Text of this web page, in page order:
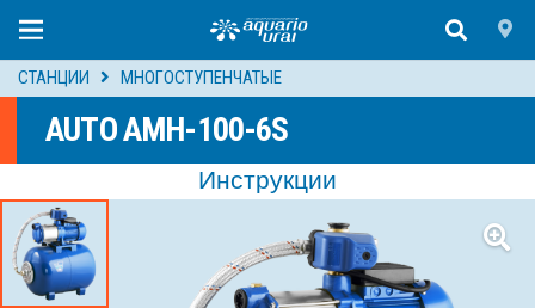
СТАНЦИИ МНОГОСТУПЕНЧАТЫЕ
AUTO AMH-100-6S
Инструкции